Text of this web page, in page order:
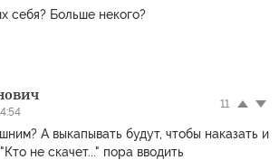
себя? Больше некого?
11
А выкапывать будут, чтобы наказать и
не скачет..." пора вводить